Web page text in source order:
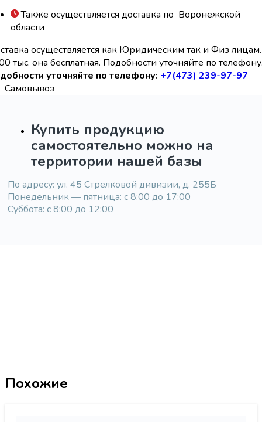
Также осуществляется доставка по Воронежской
области
осуществляется как Юридическим так и Физ
тыс. она бесплатная. Подобности уточняйте по
уточняйте по телефону: +7(473) 239-97-97
Самовывоз
Купить продукцию
самостоятельно можно на
территории нашей базы
По адресу: ул. 45 Стрелковой дивизии, д. 255Б
Понедельник — пятница: с 8:00 до 17:00
Суббота: с 8:00 до 12:00
Похожие